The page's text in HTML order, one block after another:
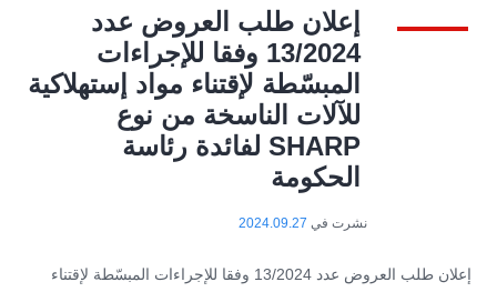
إعلان طلب العروض عدد
13/2024 وفقا للإجراءات
المبسّطة لإقتناء مواد إستهلاكية
للآلات الناسخة من نوع
SHARP لفائدة رئاسة
الحكومة
نشرت في 2024.09.27
إعلان طلب العروض عدد 13/2024 وفقا للإجراءات المبسّطة لإقتناء